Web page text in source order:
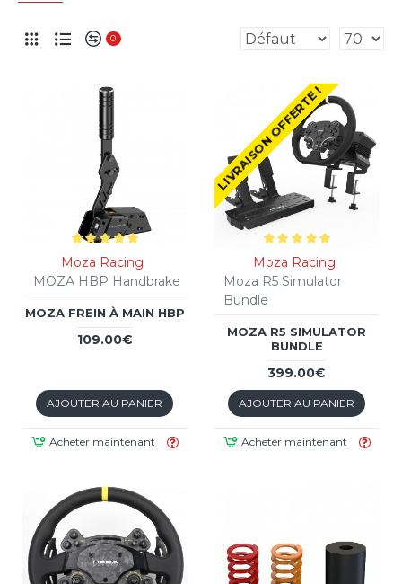
0
Moza Racing
MOZA HBP Handbrake
MOZA FREIN À MAIN HBP
109.00€
AJOUTER AU PANIER
Acheter maintenant
LIVRAISON OFFERTE !
Moza Racing
Moza R5 Simulator
Bundle
MOZA R5 SIMULATOR
BUNDLE
399.00€
AJOUTER AU PANIER
Acheter maintenant